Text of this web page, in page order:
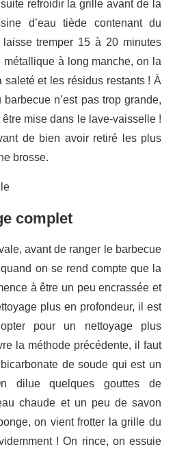
refroidir la grille avant de la
d’eau tiède contenant du
tremper 15 à 20 minutes
à long manche, on la
saleté et les résidus restants ! À
n’est pas trop grande,
mise dans le lave-vaisselle !
de bien avoir retiré les plus
brosse.
complet
avant de ranger le barbecue
on se rend compte que la
à être un peu encrassée et
plus en profondeur, il est
pour un nettoyage plus
la méthode précédente, il faut
de soude qui est un
dilue quelques gouttes de
chaude et un peu de savon
on vient frotter la grille du
! On rince, on essuie